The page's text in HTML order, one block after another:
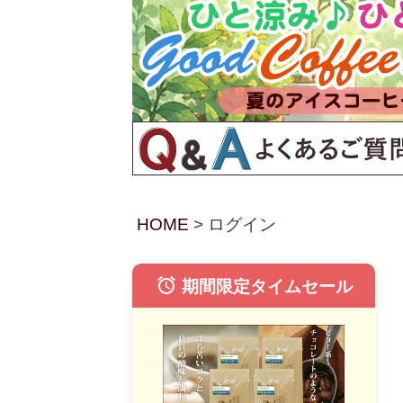
HOME ログイン
alarm 期間限定タイムセール